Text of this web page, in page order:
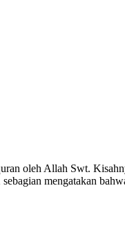
oleh Allah Swt.
mengatakan